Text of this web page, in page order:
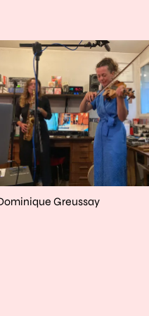
réservés :Greussay